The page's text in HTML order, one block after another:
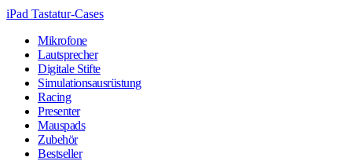
iPad Tastatur-Cases
Mikrofone
Lautsprecher
Digitale Stifte
Simulationsausrüstung
Racing
Presenter
Mauspads
Zubehör
Bestseller